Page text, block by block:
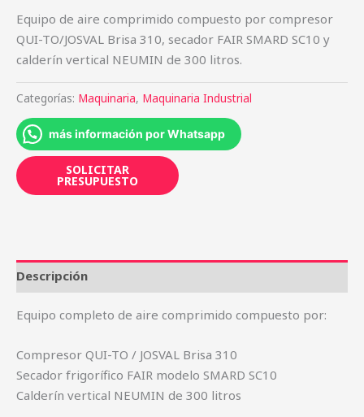
Equipo de aire comprimido compuesto por compresor
QUI-TO/JOSVAL Brisa 310, secador FAIR SMARD SC10 y
calderín vertical NEUMIN de 300 litros.
Categorías: Maquinaria, Maquinaria Industrial
más información por Whatsapp
Descripción
Equipo completo de aire comprimido compuesto por:
Compresor QUI-TO / JOSVAL Brisa 310
Secador frigorífico FAIR modelo SMARD SC10
Calderín vertical NEUMIN de 300 litros